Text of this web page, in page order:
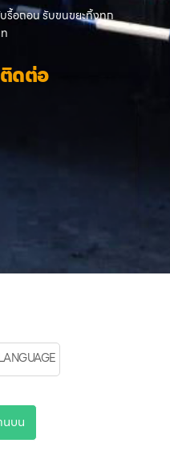
รื้อถอน รับขนขยะทิ้งทุก
ดต่อ
บน